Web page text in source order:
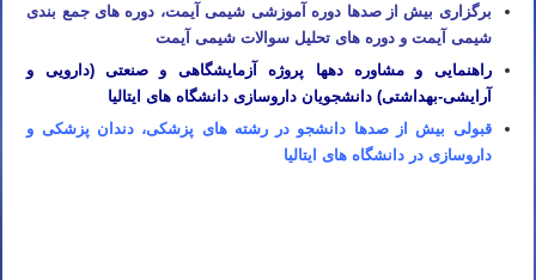
برگزاری بیش از صدها دوره آموزشی شیمی آیمت، دوره های جمع بندی
شیمی آیمت و دوره های تحلیل سوالات شیمی آیمت
راهنمایی و مشاوره دهها پروژه آزمایشگاهی و صنعتی (دارویی و
آرایشی-بهداشتی) دانشجویان داروسازی دانشگاه های ایتالیا
قبولی بیش از صدها دانشجو در رشته های پزشکی، دندان پزشکی و
داروسازی در دانشگاه های ایتالیا